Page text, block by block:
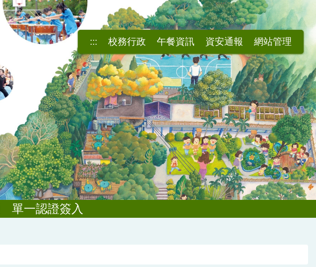
單一認證簽入
::: 校務行政 午餐資訊 資安通報 網站管理